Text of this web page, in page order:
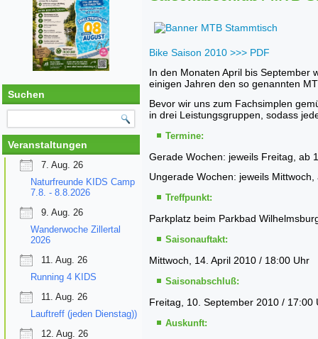
Suchen
Veranstaltungen
7. Aug. 26
Naturfreunde KIDS Camp
7.8. - 8.8.2026
9. Aug. 26
Wanderwoche Zillertal
2026
11. Aug. 26
Running 4 KIDS
11. Aug. 26
Lauftreff (jeden Dienstag))
12. Aug. 26
Bike Saison 2010 >>> PDF
In den Monaten April bis September
einigen Jahren den so genannten
Bevor wir uns zum Fachsimplen
in drei Leistungsgruppen, sodass
Termine:
Gerade Wochen: jeweils Freitag, ab
Ungerade Wochen: jeweils
Treffpunkt:
Parkplatz beim Parkbad
Saisonauftakt:
Mittwoch, 14. April 2010 / 18:00 Uhr
Saisonabschluß:
Freitag, 10. September 2010 / 17:00
Auskunft: